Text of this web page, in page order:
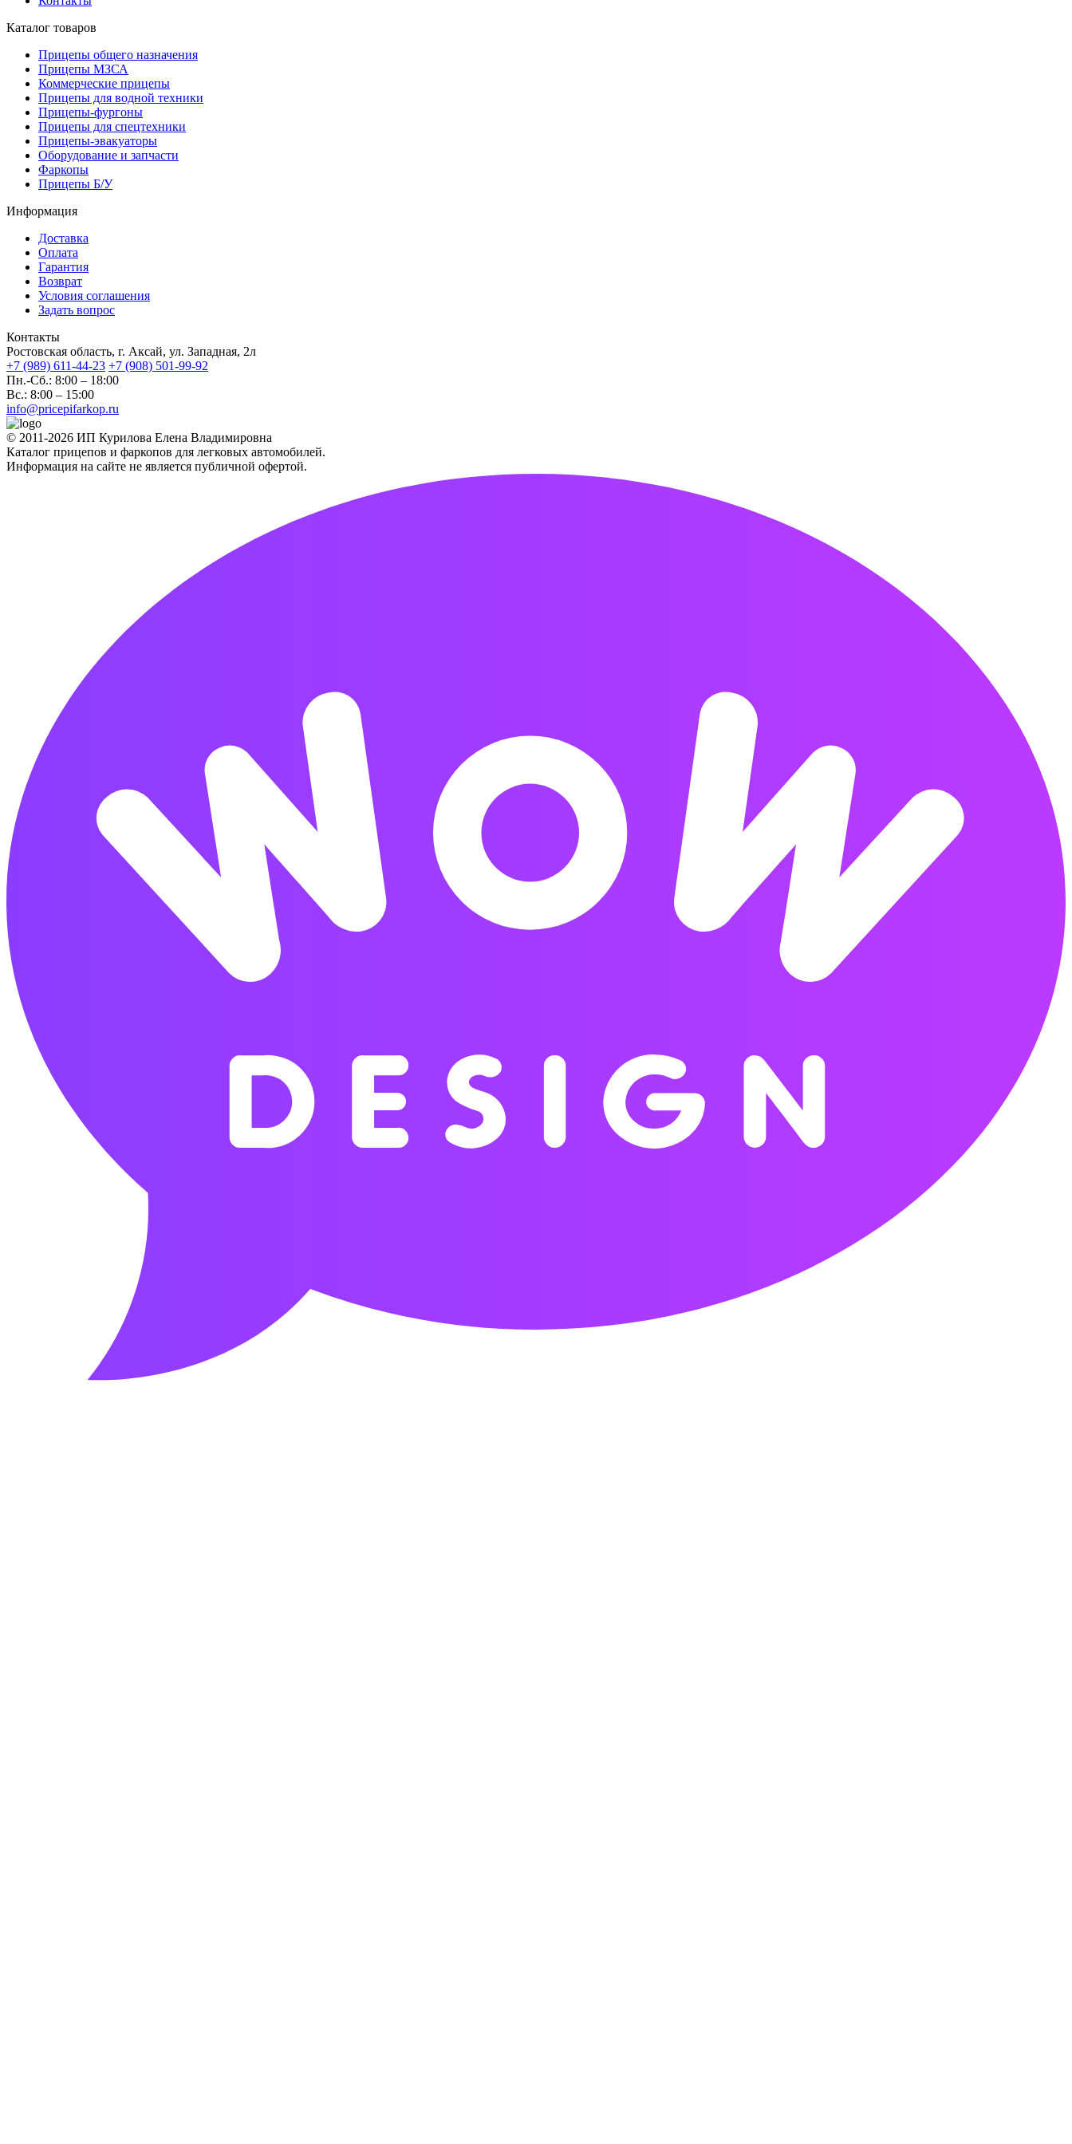
Каталог товаров
Прицепы общего назначения
Прицепы МЗСА
Коммерческие прицепы
Прицепы для водной техники
Прицепы-фургоны
Прицепы для спецтехники
Прицепы-эвакуаторы
Оборудование и запчасти
Фаркопы
Прицепы Б/У
Информация
Доставка
Оплата
Гарантия
Возврат
Условия соглашения
Задать вопрос
Контакты
Ростовская область, г. Аксай, ул. Западная, 2л
+7 (989) 611-44-23 +7 (908) 501-99-92
Пн.-Сб.: 8:00 – 18:00
Вс.: 8:00 – 15:00
info@pricepifarkop.ru
© 2011-2026 ИП Курилова Елена Владимировна
Каталог прицепов и фаркопов для легковых автомобилей.
Информация на сайте не является публичной офертой.